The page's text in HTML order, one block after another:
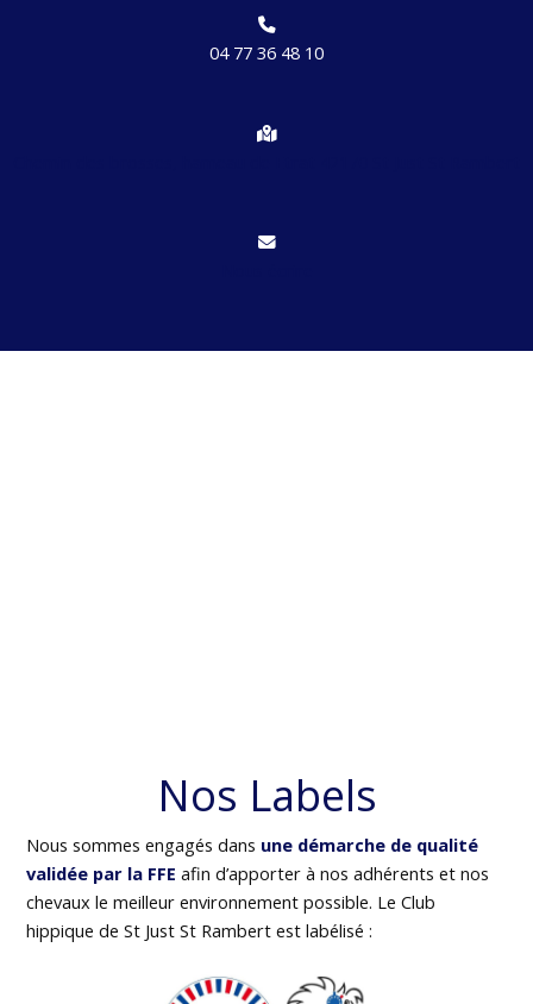
04 77 36 48 10
Nos Labels
Nous sommes engagés dans une démarche de qualité
validée par la FFE afin d’apporter à nos adhérents et nos
chevaux le meilleur environnement possible. Le Club
hippique de St Just St Rambert est labélisé :